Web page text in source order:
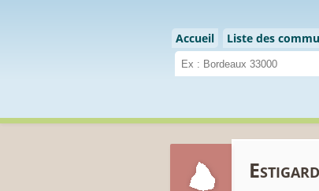
Accueil
Liste des